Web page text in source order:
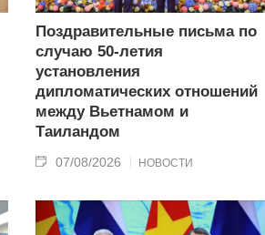
Поздравительные письма по
случаю 50-летия
установления
дипломатических отношений
между Вьетнамом и
Таиландом
07/08/2026 НОВОСТИ